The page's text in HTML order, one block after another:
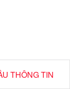
THÔNG TIN